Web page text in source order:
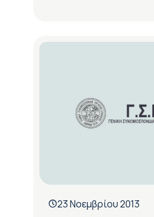
23 Νοεμβρίου 2013